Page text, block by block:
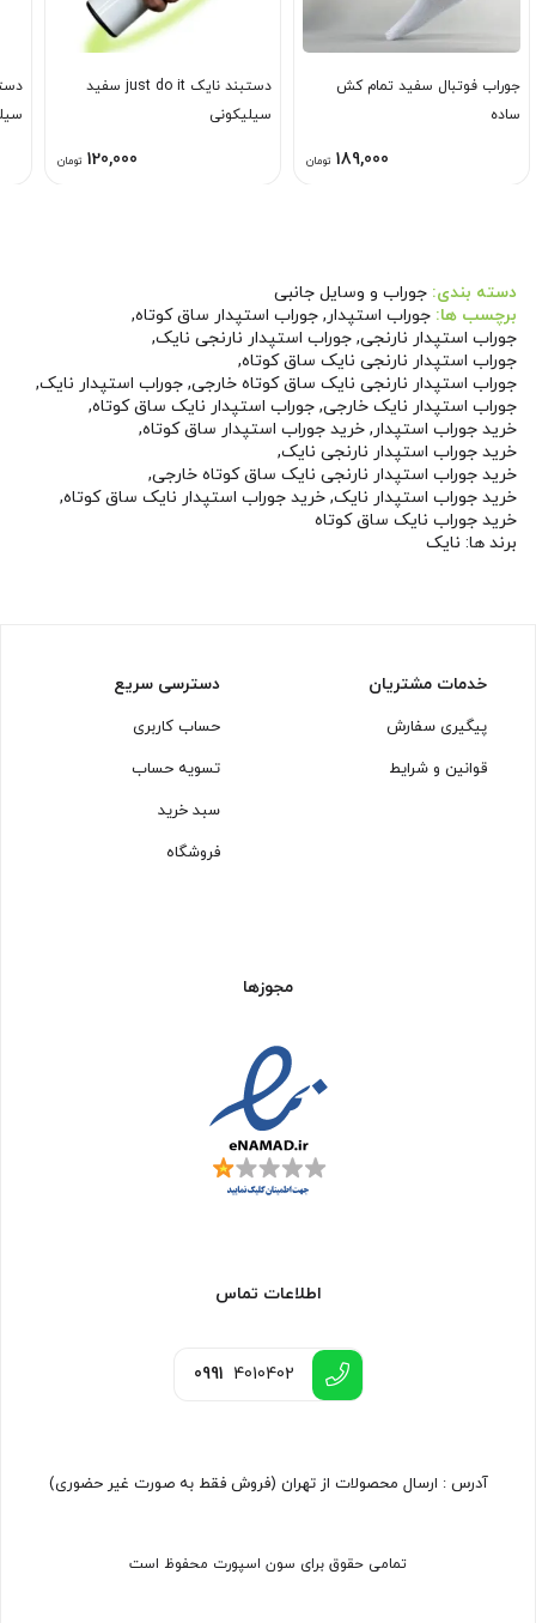
جوراب فوتبال سفید تمام کش
ساده
189,000 تومان
دستبند نایک just do it سفید
سیلیکونی
120,000 تومان
دسته بندی: جوراب و وسایل جانبی
برچسب ها: جوراب استپدار, جوراب استپدار ساق کوتاه,
جوراب استپدار نارنجی, جوراب استپدار نارنجی نایک,
جوراب استپدار نارنجی نایک ساق کوتاه,
جوراب استپدار نارنجی نایک ساق کوتاه خارجی, جوراب استپدار نایک,
جوراب استپدار نایک خارجی, جوراب استپدار نایک ساق کوتاه,
خرید جوراب استپدار, خرید جوراب استپدار ساق کوتاه,
خرید جوراب استپدار نارنجی نایک,
خرید جوراب استپدار نارنجی نایک ساق کوتاه خارجی,
خرید جوراب استپدار نایک, خرید جوراب استپدار نایک ساق کوتاه,
خرید جوراب نایک ساق کوتاه
برند ها: نایک
خدمات مشتریان
پیگیری سفارش
قوانین و شرایط
دسترسی سریع
حساب کاربری
تسویه حساب
سبد خرید
فروشگاه
مجوزها
اطلاعات تماس
0991 4010402
آدرس : ارسال محصولات از تهران (فروش فقط به صورت غیر حضوری)
تمامی حقوق برای سون اسپورت محفوظ است